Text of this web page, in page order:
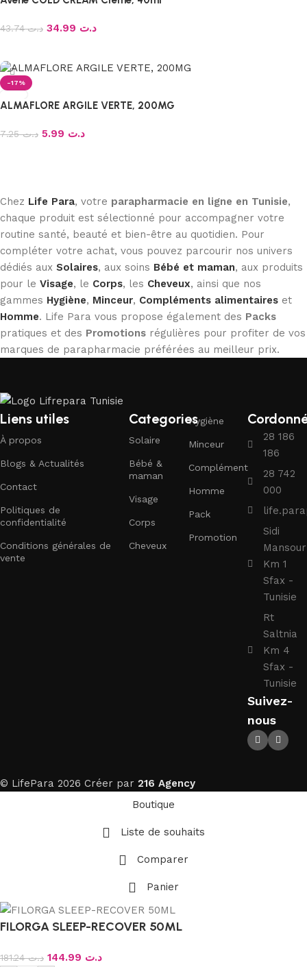
د.ت43.74 د.ت
-17%
ALMAFLORE ARGILE VERTE, 200MG
د.ت7.25 د.ت
Chez Life Para, votre parapharmacie en ligne en Tunisie,
chaque produit est sélectionné pour accompagner votre
routine santé, beauté et bien-être au quotidien. Pour
compléter votre achat, vous pouvez parcourir nos univers
dédiés aux Solaires, aux soins Bébé et maman, aux produits
pour le Visage, le Corps, les Cheveux, ainsi que nos
gammes Hygiène, Minceur, Compléments alimentaires et
Homme. Life Para vous propose également des Packs
pratiques et des Promotions régulières pour profiter de vos
marques de parapharmacie préférées au meilleur prix.
Liens utiles
À propos
Blogs & Actualités
Contact
Politiques de
confidentialité
Conditions générales de
vente
Categories
Solaire
Bébé &
maman
Visage
Corps
Cheveux
Hygiène
Minceur
Complément
Homme
Pack
Promotion
28 186
186
28 742
000
Sidi
Mansour
Km 1
Sfax -
Tunisie
Rt
Saltnia
Km 4
Sfax -
Tunisie
Suivez-
nous
© LifePara 2026 Créer par 216 Agency
Boutique
Liste de souhaits
Comparer
Panier
FILORGA SLEEP-RECOVER 50ML
د.ت181.24 د.ت